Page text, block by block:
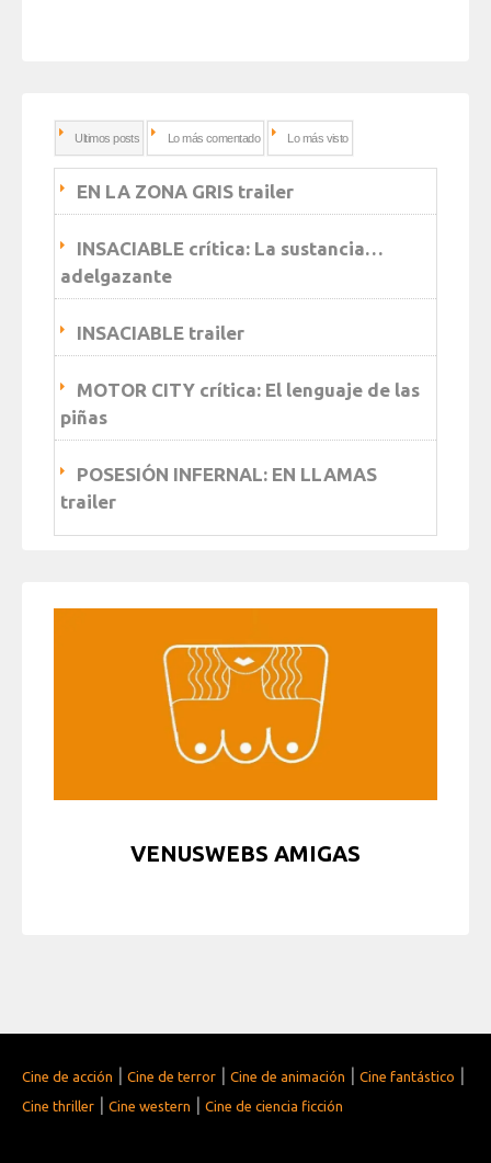
Ultimos posts Lo más comentado Lo más visto
EN LA ZONA GRIS trailer
INSACIABLE crítica: La sustancia…
adelgazante
INSACIABLE trailer
MOTOR CITY crítica: El lenguaje de las
piñas
POSESIÓN INFERNAL: EN LLAMAS
trailer
VENUSWEBS AMIGAS
Cine de acción | Cine de terror | Cine de animación | Cine fantástico |
Cine thriller | Cine western | Cine de ciencia ficción